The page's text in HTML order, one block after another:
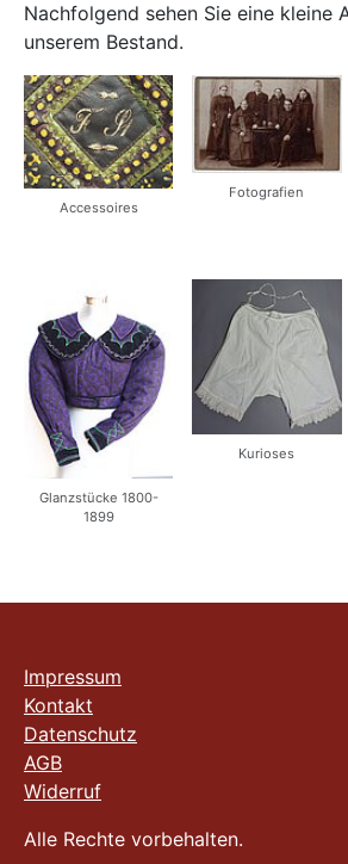
Accessoires
Fotografien
Glanzstücke 1800-
1899
Kurioses
Nachfolgend sehen Sie eine kleine
unserem Bestand.
Impressum
Kontakt
Datenschutz
AGB
Widerruf
Alle Rechte vorbehalten.